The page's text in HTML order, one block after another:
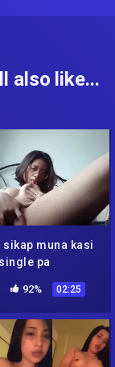
also like...
muna kasi
single pa
92% 02:25